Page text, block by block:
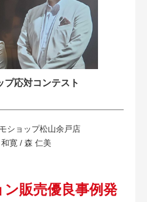
プ応対コンテスト
ショップ松山余戸店
和寛 / 森 仁美
販売優良事例発